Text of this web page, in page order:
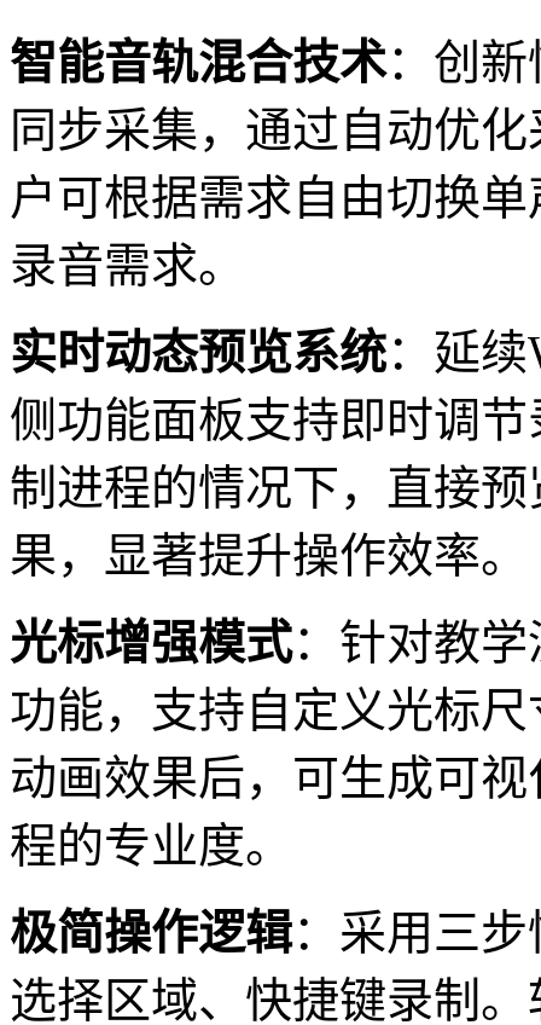
智能音轨混合技术：创新
同步采集，通过自动优
户可根据需求自由切换
录音需求。
实时动态预览系统：延
侧功能面板支持即时调
制进程的情况下，直接
果，显著提升操作效率。
光标增强模式：针对教
功能，支持自定义光标
动画效果后，可生成可
程的专业度。
极简操作逻辑：采用三
选择区域、快捷键录制